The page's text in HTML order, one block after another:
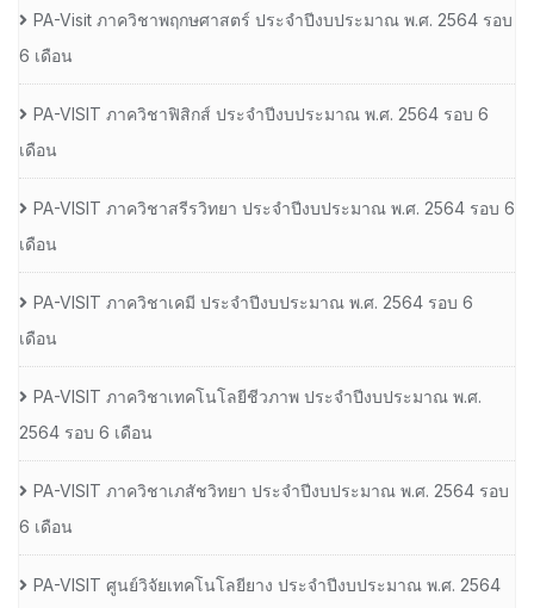
PA-Visit ภาควิชาพฤกษศาสตร์ ประจำปีงบประมาณ พ.ศ. 2564 รอบ
6 เดือน
PA-VISIT ภาควิชาฟิสิกส์ ประจำปีงบประมาณ พ.ศ. 2564 รอบ 6
เดือน
PA-VISIT ภาควิชาสรีรวิทยา ประจำปีงบประมาณ พ.ศ. 2564 รอบ 6
เดือน
PA-VISIT ภาควิชาเคมี ประจำปีงบประมาณ พ.ศ. 2564 รอบ 6
เดือน
PA-VISIT ภาควิชาเทคโนโลยีชีวภาพ ประจำปีงบประมาณ พ.ศ.
2564 รอบ 6 เดือน
PA-VISIT ภาควิชาเภสัชวิทยา ประจำปีงบประมาณ พ.ศ. 2564 รอบ
6 เดือน
PA-VISIT ศูนย์วิจัยเทคโนโลยียาง ประจำปีงบประมาณ พ.ศ. 2564